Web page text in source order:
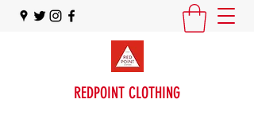
REDPOINT CLOTHING